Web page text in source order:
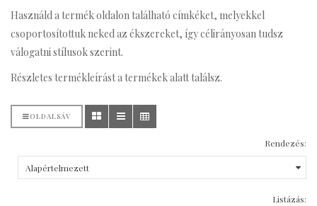
Használd a termék oldalon található címkéket, melyekkel
csoportosítottuk neked az ékszereket, így célirányosan tudsz
válogatni stílusok szerint.
Részletes termékleírást a termékek alatt találsz.
OLDALSÁV
Rendezés:
Listázás: